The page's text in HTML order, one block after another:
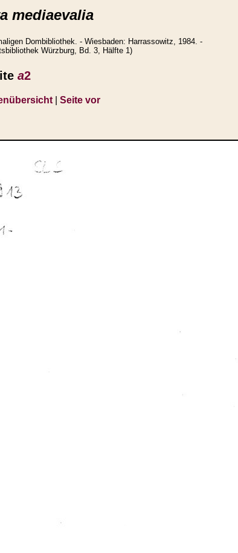
mediaevalia
Dombibliothek. - Wiesbaden: Harrassowitz, 1984. -
Würzburg, Bd. 3, Hälfte 1)
a2
| Seite vor